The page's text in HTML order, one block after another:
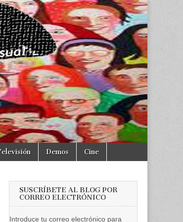
Demos Cine
SUSCRÍBETE AL BLOG POR
CORREO ELECTRÓNICO
Introduce tu correo electrónico para